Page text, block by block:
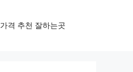
가격 추천 잘하는곳